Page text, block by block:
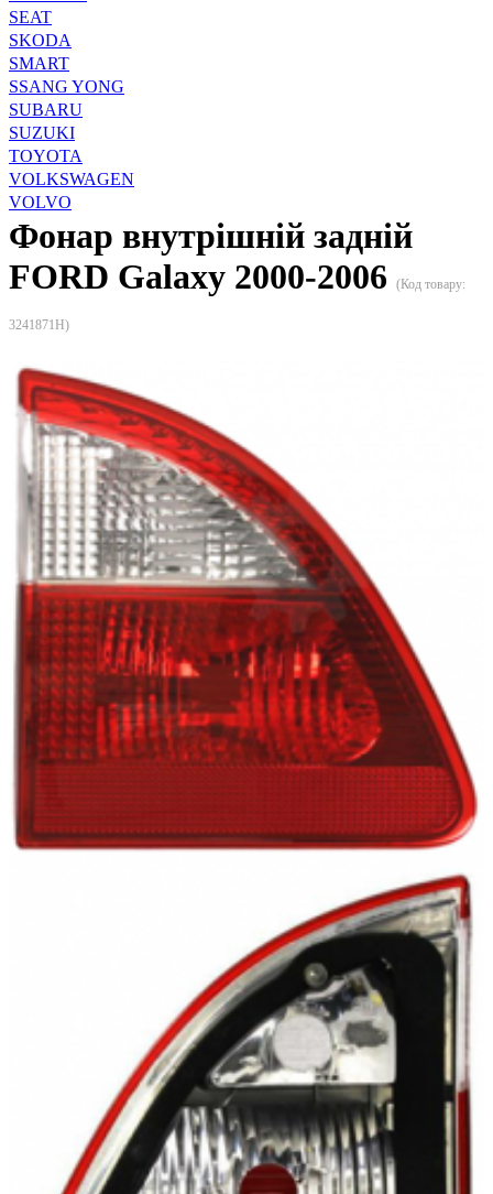
SEAT
SKODA
SMART
SSANG YONG
SUBARU
SUZUKI
TOYOTA
VOLKSWAGEN
VOLVO
Фонар внутрішній задній
FORD Galaxy 2000-2006
(Код товару:
3241871H)